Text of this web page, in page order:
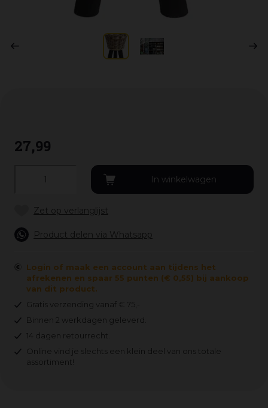
27,99
Product delen via Whatsapp
Login of maak een account aan tijdens het
afrekenen en spaar 55 punten (€ 0,55) bij aankoop
van dit product.
Gratis verzending vanaf € 75,-
Binnen 2 werkdagen geleverd.
14 dagen retourrecht.
Online vind je slechts een klein deel van ons totale
assortiment!